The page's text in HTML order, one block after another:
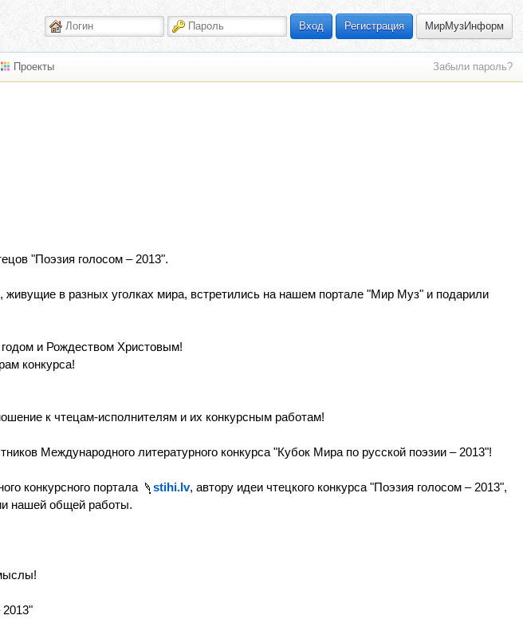
Вход Регистрация МирМузИнформ
Проекты Забыли пароль?
"Поэзия голосом – 2013".
в разных уголках мира, встретились на нашем портале "Мир Муз" и подарили
и Рождеством Христовым!
конкурса!
к чтецам-исполнителям и их конкурсным работам!
Международного литературного конкурса "Кубок Мира по русской поэзии – 2013"!
конкурсного портала stihi.lv, автору идеи чтецкого конкурса "Поэзия голосом – 2013",
нашей общей работы.
2013"